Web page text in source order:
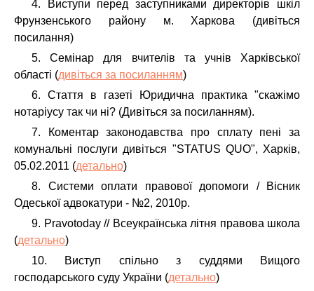
4. Виступи перед заступниками директорів шкіл
Фрунзенського району м. Харкова (дивіться
посилання)
5. Семінар для вчителів та учнів Харківської
області (дивіться за посиланням)
6. Стаття в газеті Юридична практика "скажімо
нотаріусу так чи ні? (Дивіться за посиланням).
7. Коментар законодавства про сплату пені за
комунальні послуги дивіться "STATUS QUO", Харків,
05.02.2011 (детально)
8. Системи оплати правової допомоги / Вісник
Одеської адвокатури - №2, 2010р.
9. Pravotoday // Всеукраїнська літня правова школа
(детально)
10. Виступ спільно з суддями Вищого
господарського суду України (детально)